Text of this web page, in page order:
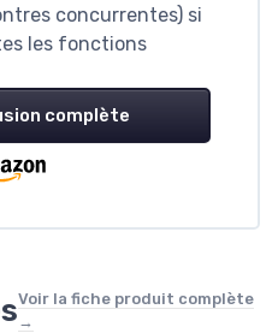
concurrentes) si
les fonctions
complète
Voir la fiche produit complète
→